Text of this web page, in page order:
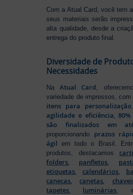
Com a Atual Card, você tem
seus materiais serão
alta qualidade, desde a
entrega do produto final.
Diversidade de
Necessidades
NaAtual Card ,
variedade de impressos, com
itens para personalização
agilidade e eficiência,
são finalizados em
proporcionando prazos
ágil em todo o Brasil.
produtos, destacamos
folders, panfletos,
etiquetas,calendários,
canecas,canetas,
tapetes, luminárias ,